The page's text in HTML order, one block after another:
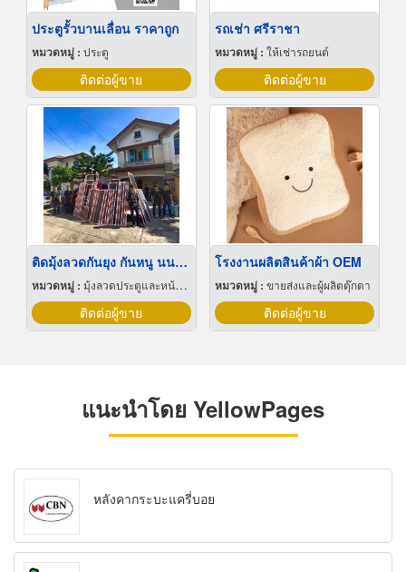
ประตูรั้วบานเลื่อน ราคาถูก
หมวดหมู่ : ประตู
ติดต่อผู้ขาย
รถเช่า ศรีราชา
หมวดหมู่ : ให้เช่ารถยนต์
ติดต่อผู้ขาย
ติดมุ้งลวดกันยุง กันหนู นนทบุรี
หมวดหมู่ : มุ้งลวดประตูและหน้าต่าง
ติดต่อผู้ขาย
โรงงานผลิตสินค้าผ้า OEM
หมวดหมู่ : ขายส่งและผู้ผลิตตุ๊กตา
ติดต่อผู้ขาย
แนะนำโดย YellowPages
หลังคากระบะแครี่บอย